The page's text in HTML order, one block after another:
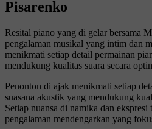
Pisarenko
Resital piano yang di gelar bersama
pengalaman musikal yang intim dan
menikmati setiap detail permainan
mendukung kualitas suara secara
Penonton di ajak menikmati setiap
suasana akustik yang mendukung
Setiap nuansa di namika dan
pengalaman mendengarkan yang